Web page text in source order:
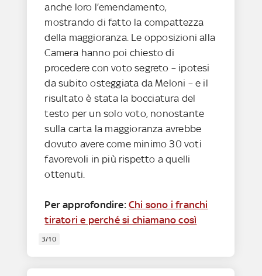
anche loro l’emendamento,
mostrando di fatto la compattezza
della maggioranza. Le opposizioni alla
Camera hanno poi chiesto di
procedere con voto segreto – ipotesi
da subito osteggiata da Meloni – e il
risultato è stata la bocciatura del
testo per un solo voto, nonostante
sulla carta la maggioranza avrebbe
dovuto avere come minimo 30 voti
favorevoli in più rispetto a quelli
ottenuti.
Per approfondire:Chi sono i franchi
tiratori e perché si chiamano così
3/10